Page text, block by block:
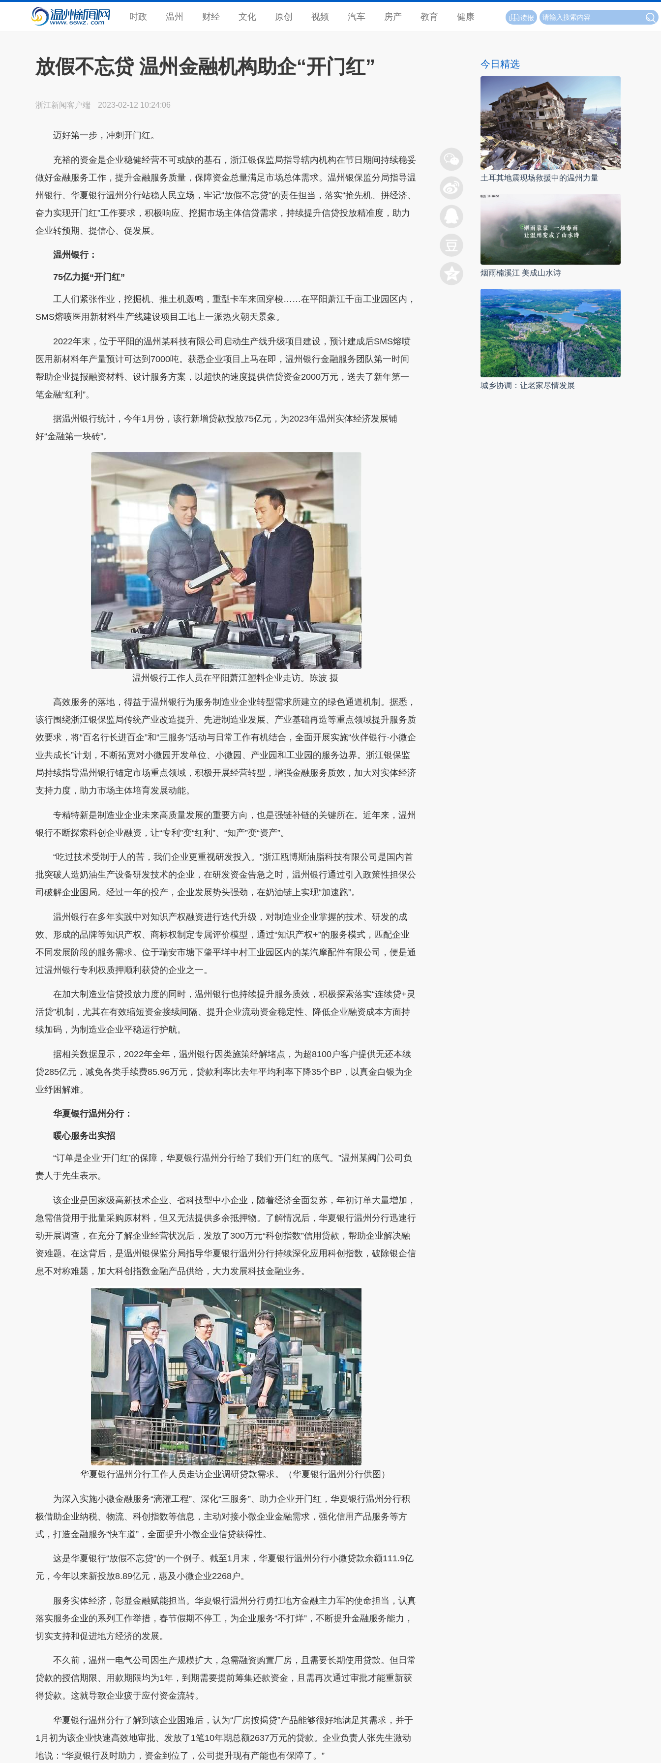
时政 温州 财经 文化 原创 视频 汽车 房产 教育 健康 读报
放假不忘贷 温州金融机构助企“开门红”
浙江新闻客户端 2023-02-12 10:24:06
迈好第一步，冲刺开门红。
充裕的资金是企业稳健经营不可或缺的基石，浙江银保监局指导辖内机构在节日期间持续稳妥
做好金融服务工作，提升金融服务质量，保障资金总量满足市场总体需求。温州银保监分局指导温
州银行、华夏银行温州分行站稳人民立场，牢记“放假不忘贷”的责任担当，落实“抢先机、拼经济、
奋力实现开门红”工作要求，积极响应、挖掘市场主体信贷需求，持续提升信贷投放精准度，助力
企业转预期、提信心、促发展。
温州银行：
75亿力挺“开门红”
工人们紧张作业，挖掘机、推土机轰鸣，重型卡车来回穿梭……在平阳萧江千亩工业园区内，
SMS熔喷医用新材料生产线建设项目工地上一派热火朝天景象。
2022年末，位于平阳的温州某科技有限公司启动生产线升级项目建设，预计建成后SMS熔喷
医用新材料年产量预计可达到7000吨。获悉企业项目上马在即，温州银行金融服务团队第一时间
帮助企业提报融资材料、设计服务方案，以超快的速度提供信贷资金2000万元，送去了新年第一
笔金融“红利”。
据温州银行统计，今年1月份，该行新增贷款投放75亿元，为2023年温州实体经济发展铺
好“金融第一块砖”。
温州银行工作人员在平阳萧江塑料企业走访。陈波 摄
高效服务的落地，得益于温州银行为服务制造业企业转型需求所建立的绿色通道机制。据悉，
该行围绕浙江银保监局传统产业改造提升、先进制造业发展、产业基础再造等重点领域提升服务质
效要求，将“百名行长进百企”和“三服务”活动与日常工作有机结合，全面开展实施“伙伴银行·小微企
业共成长”计划，不断拓宽对小微园开发单位、小微园、产业园和工业园的服务边界。浙江银保监
局持续指导温州银行锚定市场重点领域，积极开展经营转型，增强金融服务质效，加大对实体经济
支持力度，助力市场主体培育发展动能。
专精特新是制造业企业未来高质量发展的重要方向，也是强链补链的关键所在。近年来，温州
银行不断探索科创企业融资，让“专利”变“红利”、“知产”变“资产”。
“吃过技术受制于人的苦，我们企业更重视研发投入。”浙江瓯博斯油脂科技有限公司是国内首
批突破人造奶油生产设备研发技术的企业，在研发资金告急之时，温州银行通过引入政策性担保公
司破解企业困局。经过一年的投产，企业发展势头强劲，在奶油链上实现“加速跑”。
温州银行在多年实践中对知识产权融资进行迭代升级，对制造业企业掌握的技术、研发的成
效、形成的品牌等知识产权、商标权制定专属评价模型，通过“知识产权+”的服务模式，匹配企业
不同发展阶段的服务需求。位于瑞安市塘下肇平垟中村工业园区内的某汽摩配件有限公司，便是通
过温州银行专利权质押顺利获贷的企业之一。
在加大制造业信贷投放力度的同时，温州银行也持续提升服务质效，积极探索落实“连续贷+灵
活贷”机制，尤其在有效缩短资金接续间隔、提升企业流动资金稳定性、降低企业融资成本方面持
续加码，为制造业企业平稳运行护航。
据相关数据显示，2022年全年，温州银行因类施策纾解堵点，为超8100户客户提供无还本续
贷285亿元，减免各类手续费85.96万元，贷款利率比去年平均利率下降35个BP，以真金白银为企
业纾困解难。
华夏银行温州分行：
暖心服务出实招
“订单是企业‘开门红’的保障，华夏银行温州分行给了我们‘开门红’的底气。”温州某阀门公司负
责人于先生表示。
该企业是国家级高新技术企业、省科技型中小企业，随着经济全面复苏，年初订单大量增加，
急需借贷用于批量采购原材料，但又无法提供多余抵押物。了解情况后，华夏银行温州分行迅速行
动开展调查，在充分了解企业经营状况后，发放了300万元“科创指数”信用贷款，帮助企业解决融
资难题。在这背后，是温州银保监分局指导华夏银行温州分行持续深化应用科创指数，破除银企信
息不对称难题，加大科创指数金融产品供给，大力发展科技金融业务。
华夏银行温州分行工作人员走访企业调研贷款需求。（华夏银行温州分行供图）
为深入实施小微金融服务“滴灌工程”、深化“三服务”、助力企业开门红，华夏银行温州分行积
极借助企业纳税、物流、科创指数等信息，主动对接小微企业金融需求，强化信用产品服务等方
式，打造金融服务“快车道”，全面提升小微企业信贷获得性。
这是华夏银行“放假不忘贷”的一个例子。截至1月末，华夏银行温州分行小微贷款余额111.9亿
元，今年以来新投放8.89亿元，惠及小微企业2268户。
服务实体经济，彰显金融赋能担当。华夏银行温州分行勇扛地方金融主力军的使命担当，认真
落实服务企业的系列工作举措，春节假期不停工，为企业服务“不打烊”，不断提升金融服务能力，
切实支持和促进地方经济的发展。
不久前，温州一电气公司因生产规模扩大，急需融资购置厂房，且需要长期使用贷款。但日常
贷款的授信期限、用款期限均为1年，到期需要提前筹集还款资金，且需再次通过审批才能重新获
得贷款。这就导致企业疲于应付资金流转。
华夏银行温州分行了解到该企业困难后，认为“厂房按揭贷”产品能够很好地满足其需求，并于
1月初为该企业快速高效地审批、发放了1笔10年期总额2637万元的贷款。企业负责人张先生激动
地说：“华夏银行及时助力，资金到位了，公司提升现有产能也有保障了。”
今日精选
土耳其地震现场救援中的温州力量
烟雨楠溪江 美成山水诗
城乡协调：让老家尽情发展